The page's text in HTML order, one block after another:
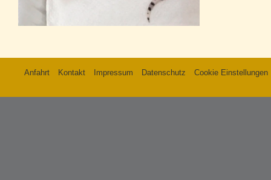
Anfahrt Kontakt Impressum Datenschutz Cookie Einstellungen